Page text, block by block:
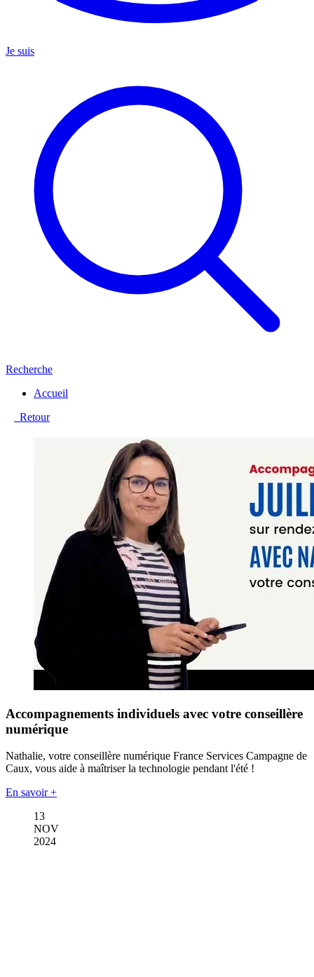
Je suis
Recherche
Accueil
Retour
Accompagnements individuels avec votre conseillère
numérique
Nathalie, votre conseillère numérique France Services Campagne de
Caux, vous aide à maîtriser la technologie pendant l'été !
En savoir +
13
NOV
2024